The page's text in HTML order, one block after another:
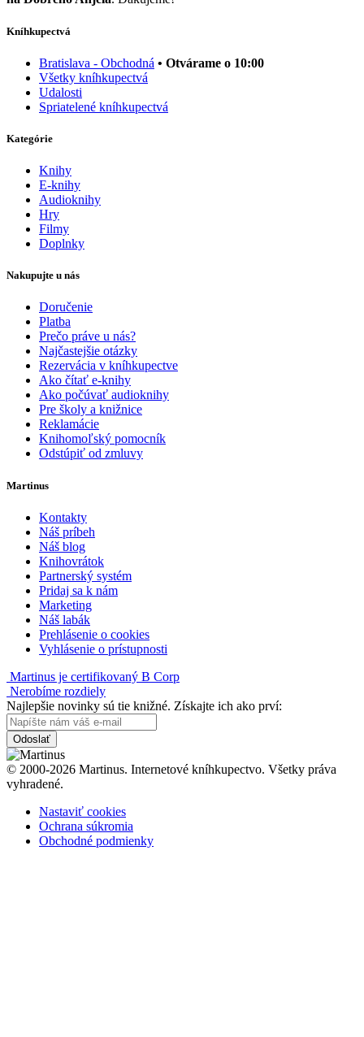
Kníhkupectvá
Bratislava - Obchodná • Otvárame o 10:00
Všetky kníhkupectvá
Udalosti
Spriatelené kníhkupectvá
Kategórie
Knihy
E-knihy
Audioknihy
Hry
Filmy
Doplnky
Nakupujte u nás
Doručenie
Platba
Prečo práve u nás?
Najčastejšie otázky
Rezervácia v kníhkupectve
Ako čítať e-knihy
Ako počúvať audioknihy
Pre školy a knižnice
Reklamácie
Knihomoľský pomocník
Odstúpiť od zmluvy
Martinus
Kontakty
Náš príbeh
Náš blog
Knihovrátok
Partnerský systém
Pridaj sa k nám
Marketing
Náš labák
Prehlásenie o cookies
Vyhlásenie o prístupnosti
Martinus je certifikovaný B Corp
Nerobíme rozdiely
Najlepšie novinky sú tie knižné. Získajte ich ako prví:
Odoslať
© 2000-2026 Martinus. Internetové kníhkupectvo. Všetky práva
vyhradené.
Nastaviť cookies
Ochrana súkromia
Obchodné podmienky